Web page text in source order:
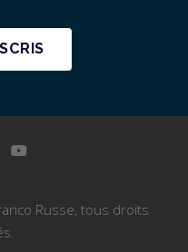
Russe, tous droits